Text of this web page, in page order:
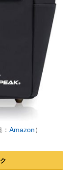
Amazon）